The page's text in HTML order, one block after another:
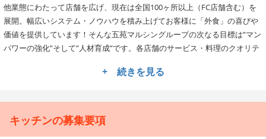
他業態にわたって店舗を広げ、現在は全国100ヶ所以上（FC店舗含む）を
展開。幅広いシステム・ノウハウを積み上げてお客様に「外食」の喜びや
価値を提供しています！そんな五苑マルシングループの次なる目標は”マン
パワーの強化”そして”人材育成”です。各店舗のサービス・料理のクオリテ
オペレーションの構築、企画販促、数値管理、店舗立ち上げなど多岐にわ
たる業務で活躍できるチャンスがありますので、まずは自らの得意分野を
+ 続きを見る
キッチンの募集要項